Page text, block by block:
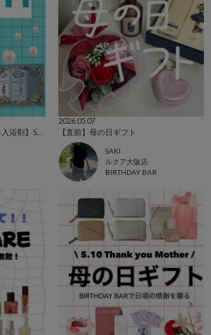
2026.05.07
【直前】母の日ギフト
SAKI
ルクア大阪店
BIRTHDAY BAR